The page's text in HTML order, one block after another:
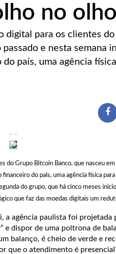
no olho
digital para os clientes
e nesta semana
país, uma agência
do Grupo Bitcoin Banco, que nasceu
do país, uma agência física
do grupo, que há cinco meses
que faz das moedas digitais um
agência paulista foi projetada
e dispor de uma poltrona de
balanço, é cheio de verde e
que o atendimento é